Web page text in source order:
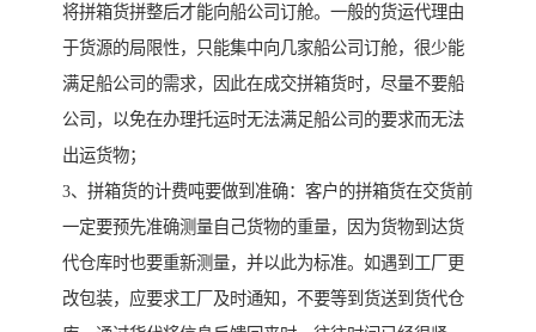
将拼箱货拼整后才能向船公司订舱。一般的货运代理由
于货源的局限性，只能集中向几家船公司订舱，很少能
满足船公司的需求，因此在成交拼箱货时，尽量不要船
公司，以免在办理托运时无法满足船公司的要求而无法
出运货物；
3、拼箱货的计费吨要做到准确：客户的拼箱货在交货前
一定要预先准确测量自己货物的重量，因为货物到达货
代仓库时也要重新测量，并以此为标准。如遇到工厂更
改包装，应要求工厂及时通知，不要等到货送到货代仓